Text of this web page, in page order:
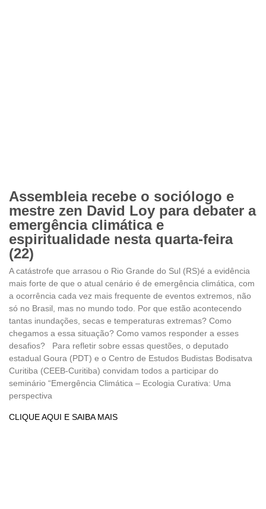
Assembleia recebe o sociólogo e
mestre zen David Loy para debater a
emergência climática e
espiritualidade nesta quarta-feira
(22)
A catástrofe que arrasou o Rio Grande do Sul (RS)é a evidência
mais forte de que o atual cenário é de emergência climática, com
a ocorrência cada vez mais frequente de eventos extremos, não
só no Brasil, mas no mundo todo. Por que estão acontecendo
tantas inundações, secas e temperaturas extremas? Como
chegamos a essa situação? Como vamos responder a esses
desafios? Para refletir sobre essas questões, o deputado
estadual Goura (PDT) e o Centro de Estudos Budistas Bodisatva
Curitiba (CEEB-Curitiba) convidam todos a participar do
seminário “Emergência Climática – Ecologia Curativa: Uma
perspectiva
CLIQUE AQUI E SAIBA MAIS